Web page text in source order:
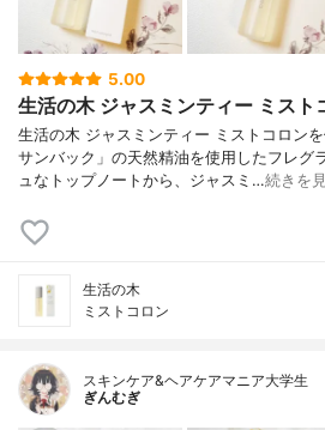
5.00
生活の木 ジャスミンティー ミスト
生活の木 ジャスミンティー ミストコロン
サンバック」の天然精油を使用したフレグ
ュなトップノートから、ジャスミ…続きを
生活の木
ミストコロン
スキンケア&ヘアケアマニア大学生
ぎんむぎ